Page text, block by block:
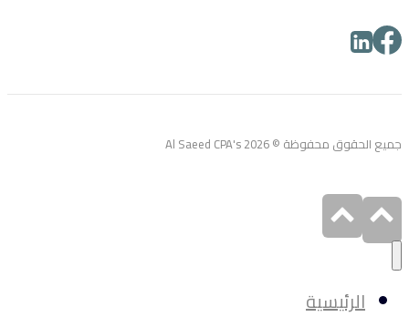
جميع الحقوق محفوظة © Al Saeed CPA's 2026
الرئيسية